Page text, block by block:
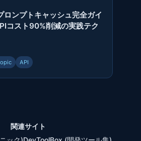
ンプトキャッシュ完全ガイ
コスト90%削減の実践テク
API
関連サイト